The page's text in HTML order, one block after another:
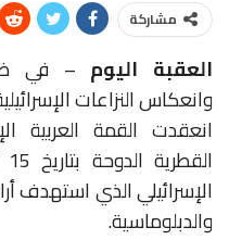
مشاركة
العقبة اليوم – في ظل
وانعكاس النزاعات
انعقدت القمة العربية
الإسرائيلي الذي استهدف
والدبلوماسية.